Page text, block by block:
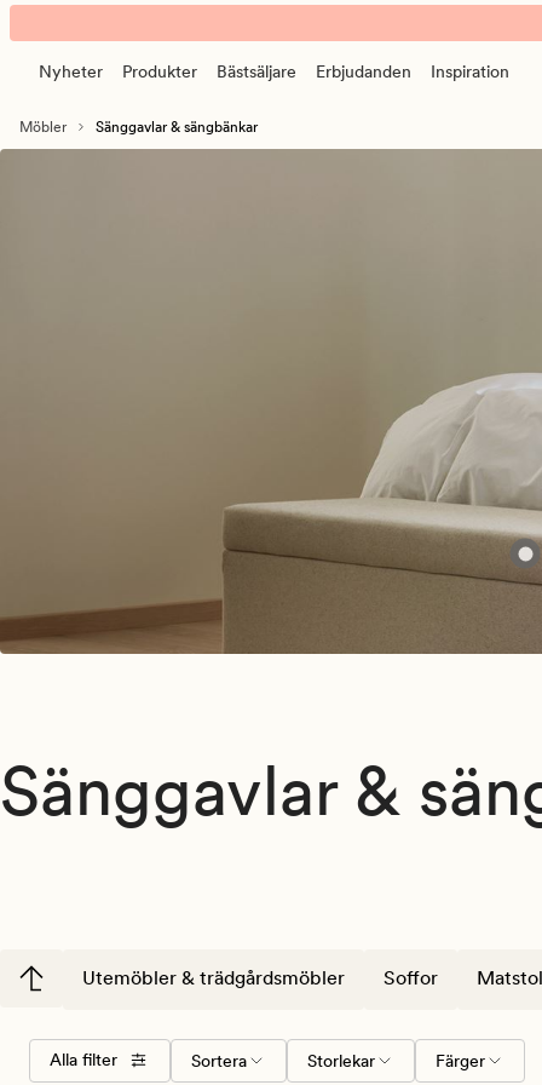
Sänggavlar
och
Sängbänkar
förhöj
din
banner.
Klicka
ESCAPE
Nyheter Produkter Bästsäljare Erbjudanden Inspiration
Möbler Sänggavlar & sängbänkar
Sänggavlar &
Utemöbler & trädgårdsmöbler Soffor
Alla filter
Välj
sorteringsordning
Sortera Storlekar
Storlekar Färger
Färger